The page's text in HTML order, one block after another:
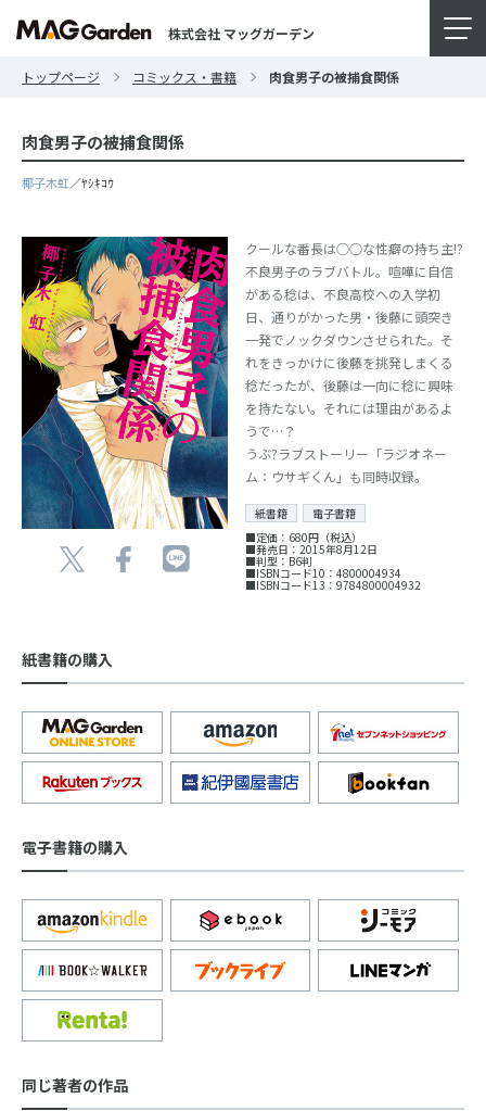
株式会社 マッグガーデン
トップページ コミックス・書籍 肉食男子の被捕食関係
肉食男子の被捕食関係
椰子木虹／ﾔｼｷｺｳ
クールな番長は○○な性癖の持ち主!?
不良男子のラブバトル。喧嘩に自信
がある稔は、不良高校への入学初
日、通りがかった男・後藤に頭突き
一発でノックダウンさせられた。そ
れをきっかけに後藤を挑発しまくる
稔だったが、後藤は一向に稔に興味
を持たない。それには理由があるよ
うで…？
うぶ?ラブストーリー「ラジオネー
ム：ウサギくん」も同時収録。
紙書籍
電子書籍
■定価：680円（税込）
■発売日：2015年8月12日
■判型：B6判
■ISBNコード10：4800004934
■ISBNコード13：9784800004932
紙書籍の購入
電子書籍の購入
同じ著者の作品